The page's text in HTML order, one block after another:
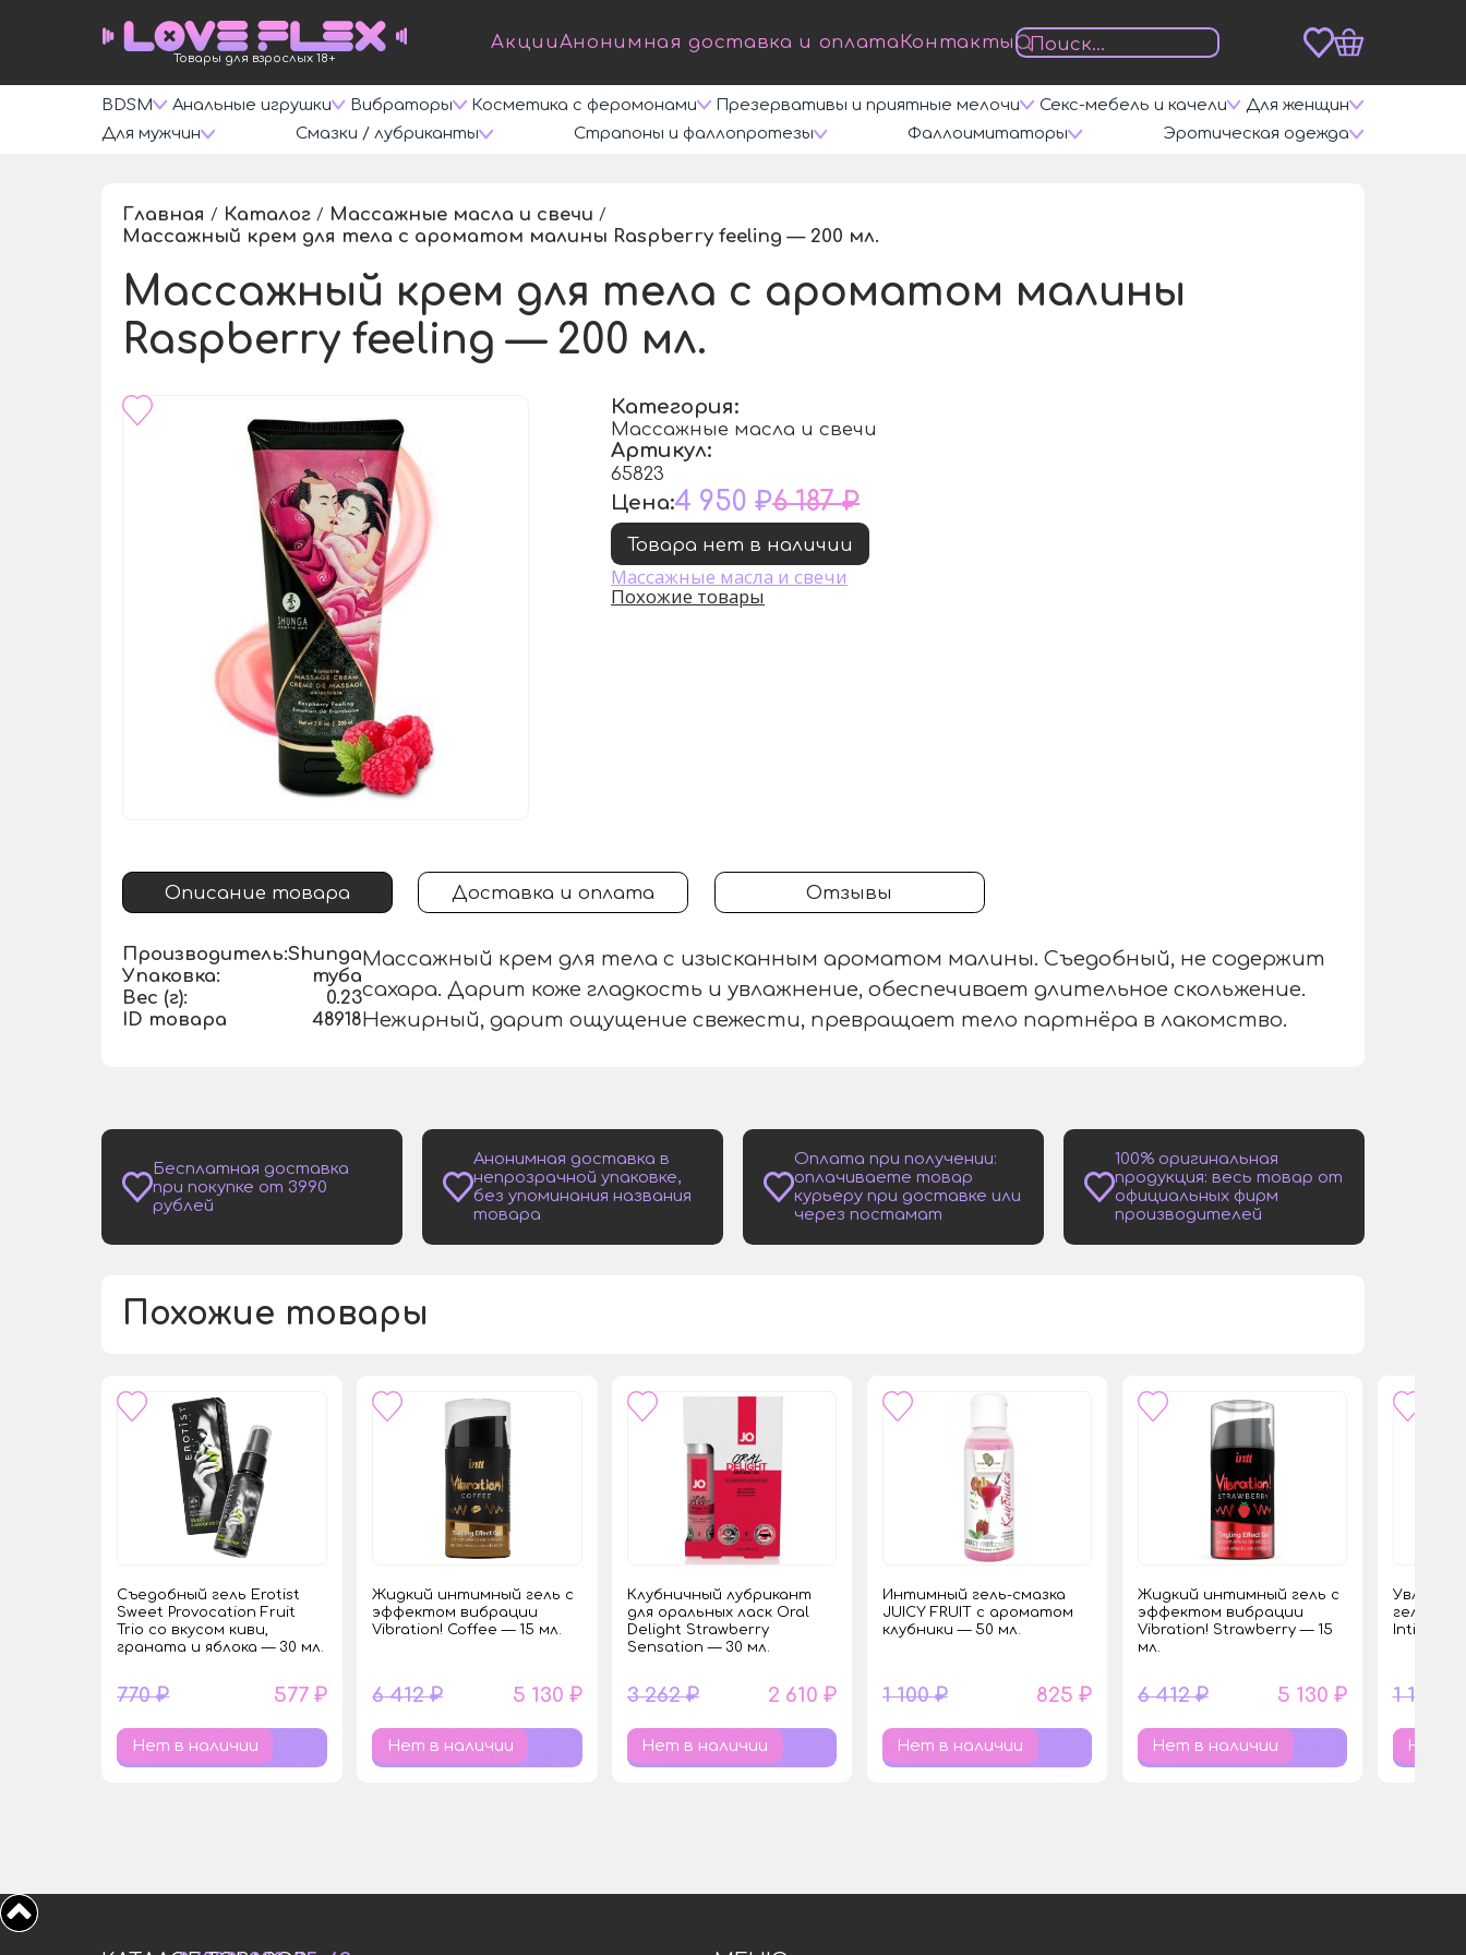
Товары для взрослых 18+
АкцииАнонимная доставка и оплата Контакты
BDSM Анальные игрушки Вибраторы Косметика с феромонами Презервативы и приятные мелочи Секс-мебель и качели
Для женщин
Для мужчин
Смазки / лубриканты Страпоны и фаллопротезы Фаллоимитаторы Эротическая одежда
Главная / Каталог / Массажные масла и свечи /
Массажный крем для тела с ароматом малины Raspberry feeling — 200 мл.
Массажный крем для тела с ароматом малины
Raspberry feeling — 200 мл.
Категория:
Массажные масла и свечи
Артикул:
65823
Цена:4 950 ₽6 187 ₽
Товара нет в наличии
Массажные масла и свечи
Похожие товары
Описание товара Доставка и оплата Отзывы
Производитель:Shunga
Упаковка:
туба
Вес (г):
0.23
ID товара
48918
Массажный крем для тела с изысканным ароматом малины. Съедобный, не содержит
сахара. Дарит коже гладкость и увлажнение, обеспечивает длительное скольжение.
Нежирный, дарит ощущение свежести, превращает тело партнёра в лакомство.
Бесплатная доставка
при покупке от 3990
рублей
Анонимная доставка в
непрозрачной упаковке,
без упоминания названия
товара
Оплата при получении:
оплачиваете товар
курьеру при доставке или
через постамат
100% оригинальная
продукция: весь товар от
официальных фирм
производителей
Похожие товары
Съедобный гель Erotist
Sweet Provocation Fruit
Trio со вкусом киви,
граната и яблока — 30 мл.
770 ₽ 577 ₽
Нет в наличии
Жидкий интимный гель с
эффектом вибрации
Vibration! Coffee — 15 мл.
6 412 ₽ 5 130 ₽
Нет в наличии
Клубничный лубрикант
для оральных ласк Oral
Delight Strawberry
Sensation — 30 мл.
3 262 ₽ 2 610 ₽
Нет в наличии
Интимный гель-смазка
JUICY FRUIT с ароматом
клубники — 50 мл.
1 100 ₽ 825 ₽
Нет в наличии
Жидкий интимный гель с
эффектом вибрации
Vibration! Strawberry — 15
мл.
6 412 ₽ 5 130 ₽
Нет в наличии
гель на
Intim
1 175 ₽
Нет в